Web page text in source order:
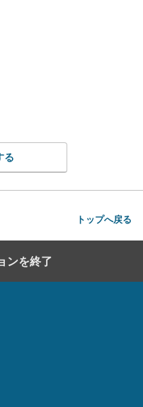
る
トップへ戻る
ンを終了